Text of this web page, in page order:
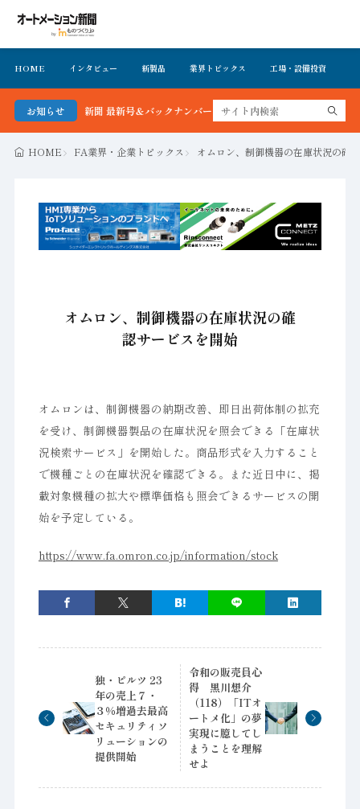
HOME インタビュー 新製品 業界トピックス 工場・設備投資
お知らせ
ション新聞 最新号＆バックナンバーを無料で公開中 詳細はこちら
HOME FA業界・企業トピックス オムロン、制御機器の在庫状況の確
オムロン、制御機器の在庫状況の確
認サービスを開始
オムロンは、制御機器の納期改善、即日出荷体制の拡充
を受け、制御機器製品の在庫状況を照会できる「在庫状
況検索サービス」を開始した。商品形式を入力すること
で機種ごとの在庫状況を確認できる。また近日中に、掲
載対象機種の拡大や標準価格も照会できるサービスの開
始を予定している。
https://www.fa.omron.co.jp/information/stock
独・ピルツ 23
年の売上７・
３％増過去最高
セキュリティソ
リューションの
提供開始
令和の販売員心
得 黒川想介
（118）「ITオ
ートメ化」の夢
実現に臆してし
まうことを理解
せよ